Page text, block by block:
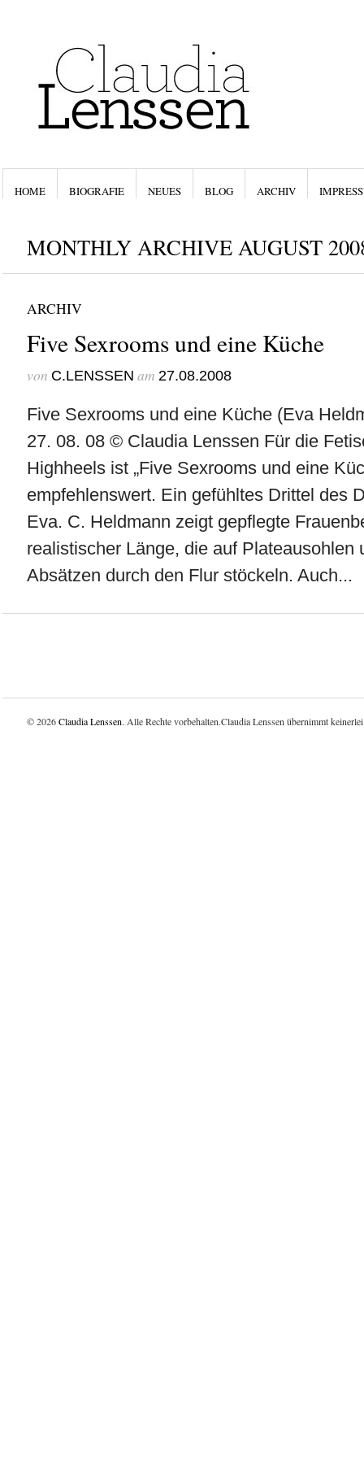
HOME BIOGRAFIE NEUES BLOG ARCHIV
MONTHLY ARCHIVE AUGUST
ARCHIV
Five Sexrooms und eine Küche
von C.LENSSEN am 27.08.2008
Five Sexrooms und eine Küche (Eva
27. 08. 08 © Claudia Lenssen Für die
Highheels ist „Five Sexrooms und eine
empfehlenswert. Ein gefühltes Drittel des
Eva. C. Heldmann zeigt gepflegte
realistischer Länge, die auf Plateausohlen
Absätzen durch den Flur stöckeln. Auch...
© 2026Claudia Lenssen. Alle Rechte vorbehalten.Claudia Lenssen übernimmt